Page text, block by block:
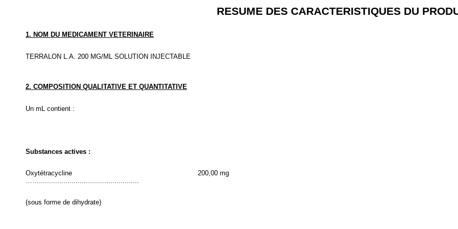
RESUME DES CARACTERISTIQUES DU
1. NOM DU MEDICAMENT VETERINAIRE
TERRALON L.A. 200 MG/ML SOLUTION INJECTABLE
2. COMPOSITION QUALITATIVE ET QUANTITATIVE
Un mL contient :
Substances actives :
Oxytétracycline
200,00 mg
(sous forme de dihydrate)